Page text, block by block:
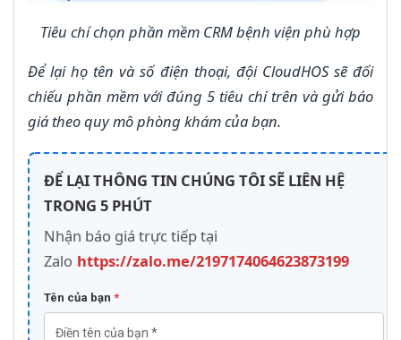
Tiêu chí chọn phần mềm CRM bệnh viện phù hợp
Để lại họ tên và số điện thoại, đội CloudHOS sẽ đối
chiếu phần mềm với đúng 5 tiêu chí trên và gửi báo
giá theo quy mô phòng khám của bạn.
ĐỂ LẠI THÔNG TIN CHÚNG TÔI SẼ LIÊN HỆ
TRONG 5 PHÚT
Nhận báo giá trực tiếp tại
Zalo https://zalo.me/2197174064623873199
Tên của bạn *